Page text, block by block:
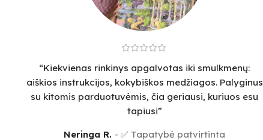
“Kiekvienas rinkinys apgalvotas iki smulkmenų:
aiškios instrukcijos, kokybiškos medžiagos. Palyginus
su kitomis parduotuvėmis, čia geriausi, kuriuos esu
tapiusi”
Neringa R. ✅ Tapatybė patvirtinta